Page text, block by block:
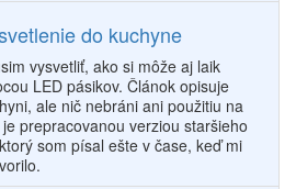
do kuchyne
vysvetliť, ako si môže aj laik
LED pásikov. Článok opisuje
ale nič nebráni ani použitiu na
prepracovanou verziou staršieho
som písal ešte v čase, keď mi